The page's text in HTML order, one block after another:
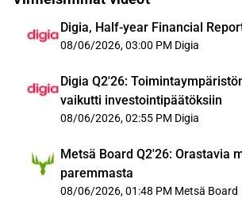
Digia, Half-year Financial
08/06/2026, 03:00 PM Digia
Digia Q2'26:
vaikutti investointipäätöksiin
08/06/2026, 02:55 PM Digia
Metsä Board Q2'26: Orastavia
paremmasta
08/06/2026, 01:48 PM Metsä Board